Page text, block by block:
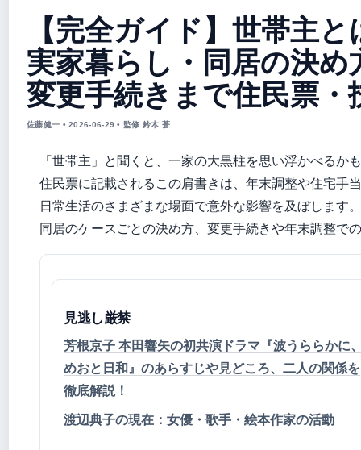
【完全ガイド】世帯主
実家暮らし・同居の決
変更手続きまで住民票
佐藤健一 • 2026-06-29 • 監修 鈴木 蒼
「世帯主」と聞くと、一家の大黒柱を思い浮かべるか
住民票に記載されるこの肩書きは、年末調整や住宅手
日常生活のさまざまな場面で意外な影響を及ぼします
同居のケースごとの決め方、変更手続きや年末調整で
見逃し厳禁
芳根京子 本田響矢の初共演ドラマ『波うららかに
めおと日和』のあらすじや見どころ、二人の関係を
徹底解説！
渡辺典子の現在：女優・歌手・絵本作家の活動